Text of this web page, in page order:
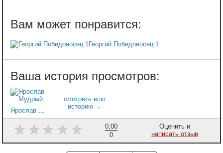
Георгий Победоносец 1
0,00
0
Оценить и
написать отзыв